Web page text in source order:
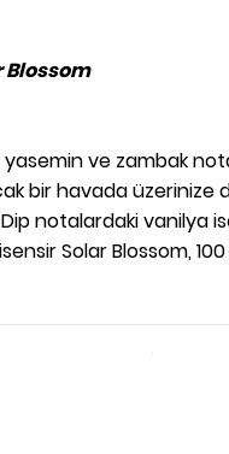
Blossom
ve zambak
bir havada üzerinize
notalardaki vanilya
Solar Blossom, 100